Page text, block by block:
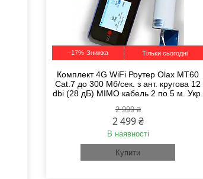
–17% Тільки сьогодні
Комплект 4G WiFi Роутер Olax MT60
Cat.7 до 300 Мб/сек. з ант. кругова 12
dbi (28 дБ) MIMO кабель 2 по 5 м. Укр.
2 999 ₴
2 499 ₴
В наявності
Купити